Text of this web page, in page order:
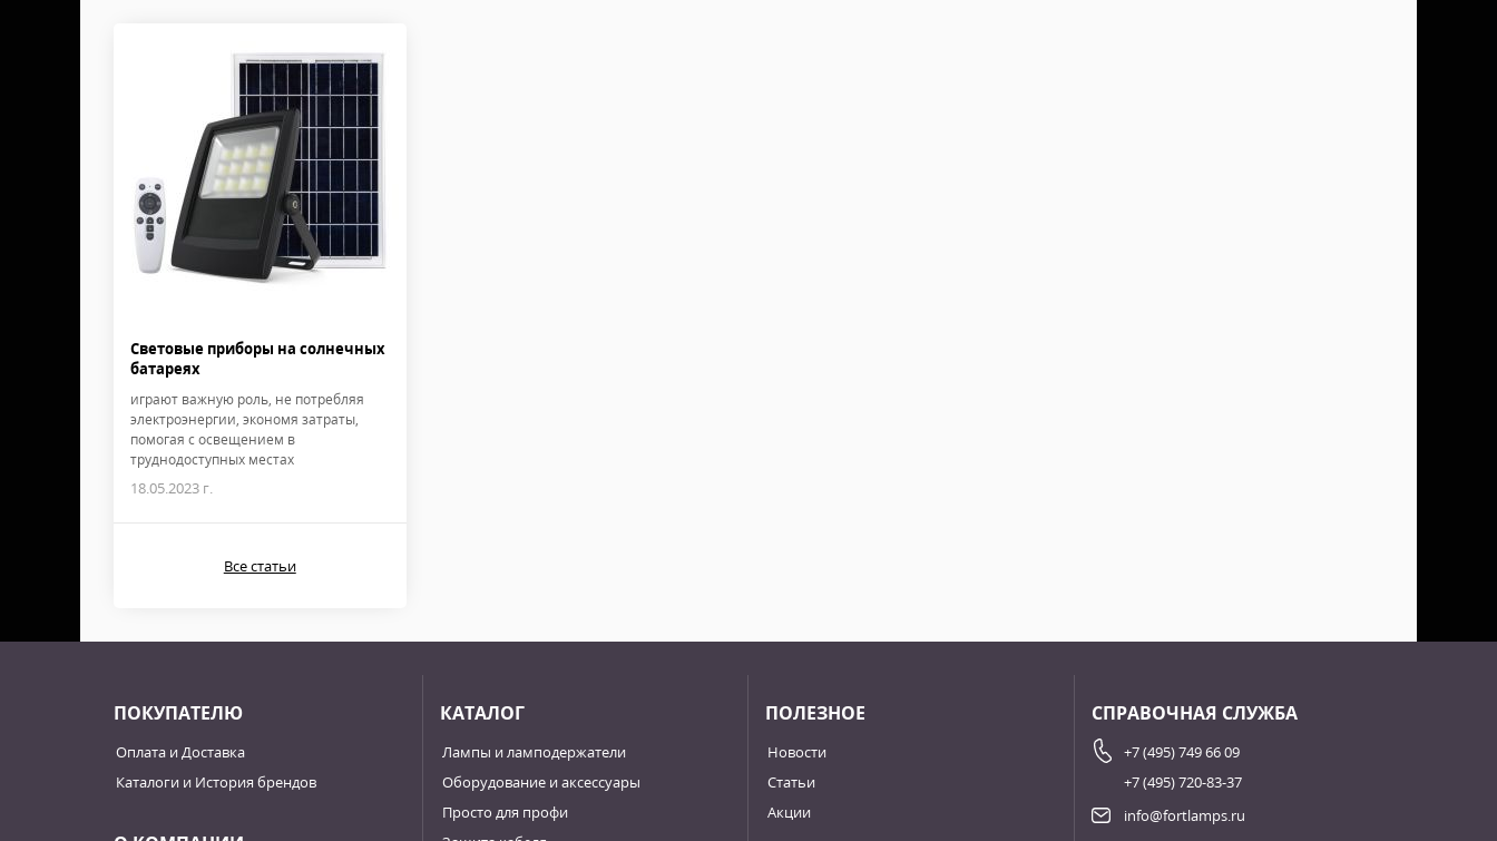
Световые приборы на солнечных
батареях
играют важную роль, не потребляя
электроэнергии, экономя затраты,
помогая с освещением в
труднодоступных местах
18.05.2023 г.
Все статьи
ПОКУПАТЕЛЮ
Оплата и Доставка
Каталоги и История брендов
КАТАЛОГ
Лампы и ламподержатели
Оборудование и аксессуары
Просто для профи
ПОЛЕЗНОЕ
Новости
Статьи
Акции
СПРАВОЧНАЯ СЛУЖБА
+7 (495) 749 66 09
+7 (495) 720-83-37
info@fortlamps.ru